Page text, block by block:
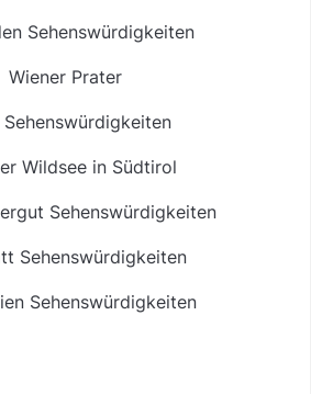
Sehenswürdigkeiten
Wiener Prater
Sehenswürdigkeiten
Wildsee in Südtirol
Sehenswürdigkeiten
Sehenswürdigkeiten
Sehenswürdigkeiten